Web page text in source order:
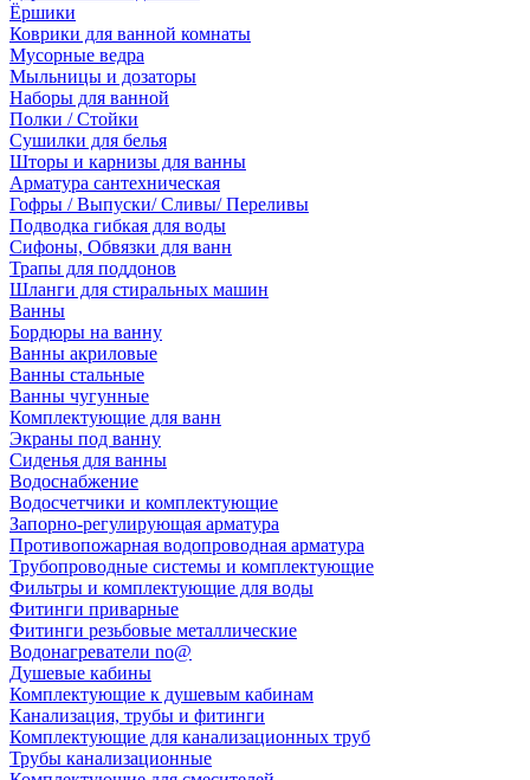
Ёршики
Коврики для ванной комнаты
Мусорные ведра
Мыльницы и дозаторы
Наборы для ванной
Полки / Стойки
Сушилки для белья
Шторы и карнизы для ванны
Арматура сантехническая
Гофры / Выпуски/ Сливы/ Переливы
Подводка гибкая для воды
Сифоны, Обвязки для ванн
Трапы для поддонов
Шланги для стиральных машин
Ванны
Бордюры на ванну
Ванны акриловые
Ванны стальные
Ванны чугунные
Комплектующие для ванн
Экраны под ванну
Сиденья для ванны
Водоснабжение
Водосчетчики и комплектующие
Запорно-регулирующая арматура
Противопожарная водопроводная арматура
Трубопроводные системы и комплектующие
Фильтры и комплектующие для воды
Фитинги приварные
Фитинги резьбовые металлические
Водонагреватели no@
Душевые кабины
Комплектующие к душевым кабинам
Канализация, трубы и фитинги
Комплектующие для канализационных труб
Трубы канализационные